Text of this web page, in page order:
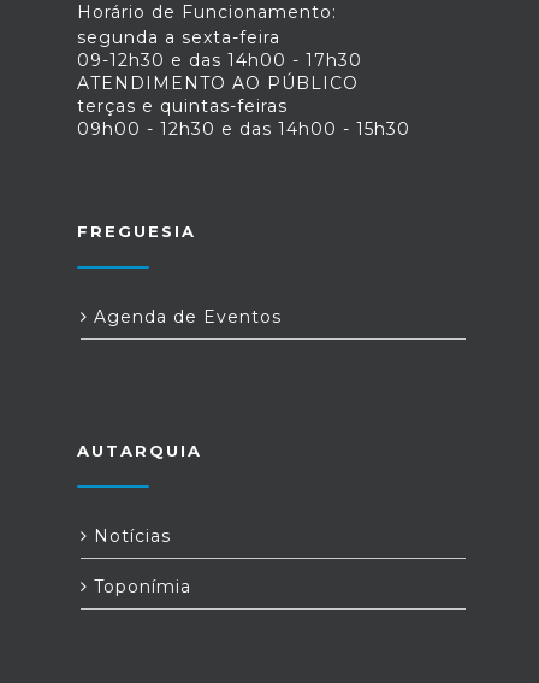
Horário de Funcionamento:
segunda a sexta-feira
09-12h30 e das 14h00 - 17h30
ATENDIMENTO AO PÚBLICO
terças e quintas-feiras
09h00 - 12h30 e das 14h00 - 15h30
FREGUESIA
Agenda de Eventos
AUTARQUIA
Notícias
Toponímia